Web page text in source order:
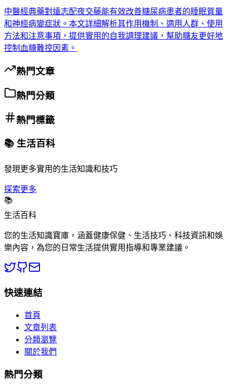
中醫經典藥對遠志配夜交藤能有效改善糖尿病患者的睡眠質量
和神經病變症狀。本文詳細解析其作用機制、適用人群、使用
方法和注意事項，提供實用的自我調理建議，幫助糖友更好地
控制血糖難控因素。
熱門文章
熱門分類
熱門標籤
📚 生活百科
發現更多實用的生活知識和技巧
探索更多
📚
生活百科
您的生活知識寶庫，涵蓋健康保健、生活技巧、科技資訊和娛
樂內容，為您的日常生活提供實用指導和專業建議。
快速連結
首頁
文章列表
分類瀏覽
關於我們
熱門分類